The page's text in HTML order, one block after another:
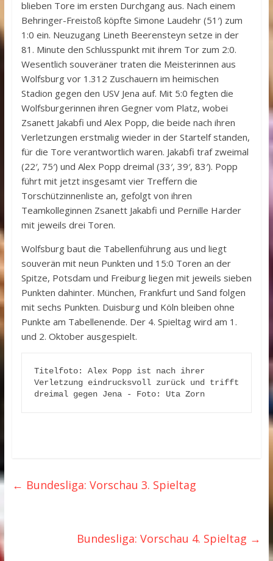
blieben Tore im ersten Durchgang aus. Nach einem
Behringer-Freistoß köpfte Simone Laudehr (51′) zum
1:0 ein. Neuzugang Lineth Beerensteyn setze in der
81. Minute den Schlusspunkt mit ihrem Tor zum 2:0.
Wesentlich souveräner traten die Meisterinnen aus
Wolfsburg vor 1.312 Zuschauern im heimischen
Stadion gegen den USV Jena auf. Mit 5:0 fegten die
Wolfsburgerinnen ihren Gegner vom Platz, wobei
Zsanett Jakabfi und Alex Popp, die beide nach ihren
Verletzungen erstmalig wieder in der Startelf standen,
für die Tore verantwortlich waren. Jakabfi traf zweimal
(22′, 75′) und Alex Popp dreimal (33′, 39′, 83′). Popp
führt mit jetzt insgesamt vier Treffern die
Torschützinnenliste an, gefolgt von ihren
Teamkolleginnen Zsanett Jakabfi und Pernille Harder
mit jeweils drei Toren.
Wolfsburg baut die Tabellenführung aus und liegt
souverän mit neun Punkten und 15:0 Toren an der
Spitze, Potsdam und Freiburg liegen mit jeweils sieben
Punkten dahinter. München, Frankfurt und Sand folgen
mit sechs Punkten. Duisburg und Köln bleiben ohne
Punkte am Tabellenende. Der 4. Spieltag wird am 1.
und 2. Oktober ausgespielt.
Titelfoto: Alex Popp ist nach ihrer
Verletzung eindrucksvoll zurück und trifft
dreimal gegen Jena - Foto: Uta Zorn
← Bundesliga: Vorschau 3. Spieltag
Bundesliga: Vorschau 4. Spieltag →